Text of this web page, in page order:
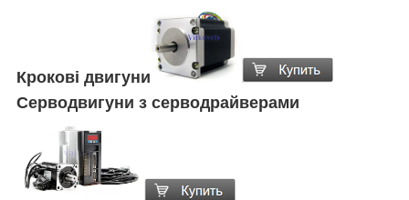
Крокові двигуни
Серводвигуни з серводрайверами